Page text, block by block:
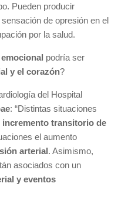
Pueden producir
de opresión en el
por la salud.
podría ser
y el corazón?
del Hospital
: “Distintas situaciones
incremento transitorio de
el aumento
arterial. Asimismo,
asociados con un
y eventos